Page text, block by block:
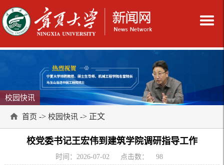
校园快讯
首页 -> 校园快讯 -> 正文
校党委书记王宏伟到建筑学院调研指导工作
时间：2026-07-02 点击数： 98